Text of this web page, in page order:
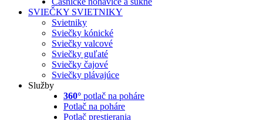
SVIEČKY SVIETNIKY
Svietniky
Sviečky kónické
Sviečky valcové
Sviečky guľaté
Sviečky čajové
Sviečky plávajúce
Služby
360° potlač na poháre
Potlač na poháre
Potlač prestierania